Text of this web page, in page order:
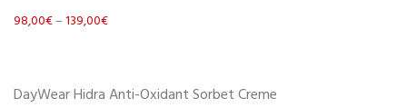
98,00€–139,00€
DayWear Hidra Anti-Oxidant Sorbet Creme